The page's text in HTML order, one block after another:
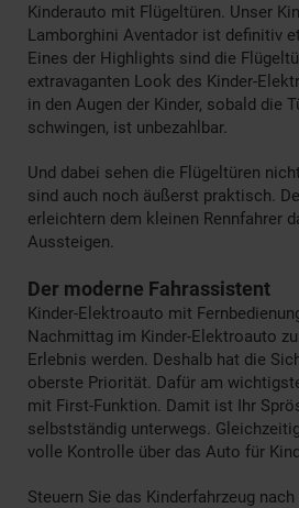
Kinderauto mit Flügeltüren. Unser
Lamborghini Aventador ist definitiv
Eines der Highlights sind die
extravaganten Look des Kinder-
in den Augen der Kinder, sobald die
schwingen, ist unbezahlbar.
Und dabei sehen die Flügeltüren
sind auch noch äußerst praktisch.
erleichtern dem kleinen Rennfahrer
Aussteigen.
Der moderne Fahrassistent
Kinder-Elektroauto mit
Nachmittag im Kinder-Elektroauto
Erlebnis werden. Deshalb hat die
oberste Priorität. Dafür am
mit First-Funktion. Damit ist Ihr
selbstständig unterwegs.
volle Kontrolle über das Auto für
Steuern Sie das Kinderfahrzeug